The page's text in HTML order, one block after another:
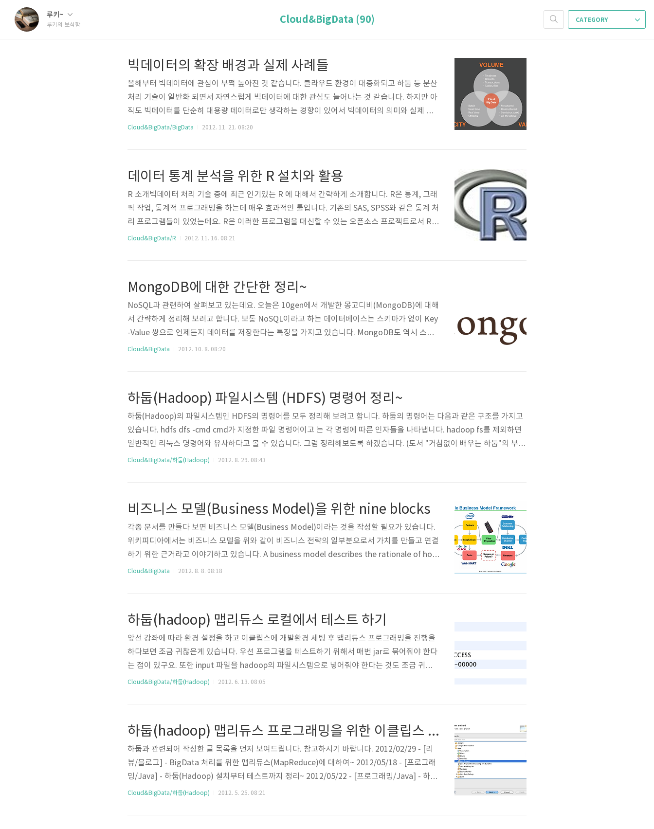
루키~
루키의 보석함
CATEGORY
Cloud&BigData (90)
빅데이터의 확장 배경과 실제 사례들
올해부터 빅데이터에 관심이 부쩍 높아진 것 같습니다. 클라우드 환경이 대중화되고 하둡 등 분산
처리 기술이 일반화 되면서 자연스럽게 빅데이터에 대한 관심도 늘어나는 것 같습니다. 하지만 아
직도 빅데이터를 단순히 대용량 데이터로만 생각하는 경향이 있어서 빅데이터의 의미와 실제 사
례를 간략하게 정리해 보려고 합니다. 빅데이터 확장 배경 왜 빅데이터에 관심을 가지게 되었을까
루아침에 나타난 것이 아닙니다. 예전에 데이터베이스에서도..
Cloud&BigData/BigData 2012. 11. 21. 08:20
데이터 통계 분석을 위한 R 설치와 활용
R 소개빅데이터 처리 기술 중에 최근 인기있는 R 에 대해서 간략하게 소개합니다. R은 통계, 그래
픽 작업, 통계적 프로그래밍을 하는데 매우 효과적인 툴입니다. 기존의 SAS, SPSS와 같은 통계 처
리 프로그램들이 있었는데요. R은 이러한 프로그램을 대신할 수 있는 오픈소스 프로젝트로서 R에
서 사용할 수 있는 애드온만 2천개가 넘을 정도로 널리 사용되고 있습니다. 여러분이 R에 대한 자
아서 살펴볼 수 ..
Cloud&BigData/R 2012. 11. 16. 08:21
MongoDB에 대한 간단한 정리~
NoSQL과 관련하여 살펴보고 있는데요. 오늘은 10gen에서 개발한 몽고디비(MongoDB)에 대해
서 간략하게 정리해 보려고 합니다. 보통 NoSQL이라고 하는 데이터베이스는 스키마가 없이 Key
-Value 쌍으로 언제든지 데이터를 저장한다는 특징을 가지고 있습니다. MongoDB도 역시 스키
마 없는 Document Data Model을 기반으로 하고 있습니다. 제가 Google App Engine을 사용
Cloud&BigData 2012. 10. 8. 08:20
하둡(Hadoop) 파일시스템 (HDFS) 명령어 정리~
하둡(Hadoop)의 파일시스템인 HDFS의 명령어를 모두 정리해 보려고 합니다. 하둡의 명령어는 다음과 같은 구조를 가지고
있습니다. hdfs dfs -cmd cmd가 지정한 파일 명령어이고 는 각 명령에 따른 인자들을 나타냅니다. hadoop fs를 제외하면
일반적인 리눅스 명령어와 유사하다고 볼 수 있습니다. 그럼 정리해보도록 하겠습니다. (도서 "거침없이 배우는 하둡"의 부록
을 참고했습니다.) cat hdfs dfs -cat FILE [FILE ...] 파일의 내용을 나타낸다. 압축된 파일을 읽기 위해서는 fs 대신에 text
Cloud&BigData/하둡(Hadoop) 2012. 8. 29. 08:43
비즈니스 모델(Business Model)을 위한 nine blocks
각종 문서를 만들다 보면 비즈니스 모델(Business Model)이라는 것을 작성할 필요가 있습니다.
위키피디아에서는 비즈니스 모델을 위와 같이 비즈니스 전략의 일부분으로서 가치를 만들고 연결
하기 위한 근거라고 이야기하고 있습니다. A business model describes the rationale of how
an organization creates, delivers, and captures value (economic, social, or other forms
Cloud&BigData 2012. 8. 8. 08:18
하둡(hadoop) 맵리듀스 로컬에서 테스트 하기
앞선 강좌에 따라 환경 설정을 하고 이클립스에 개발환경 세팅 후 맵리듀스 프로그래밍을 진행을
하다보면 조금 귀찮은게 있습니다. 우선 프로그램을 테스트하기 위해서 매번 jar로 묶어줘야 한다
는 점이 있구요. 또한 input 파일을 hadoop의 파일시스템으로 넣어줘야 한다는 것도 조금 귀찮습
니다. 이러한 문제를 해결할 수 있는 것은 역시 standalone mode로 실행하는 수 밖에는 없을 것
Cloud&BigData/하둡(Hadoop) 2012. 6. 13. 08:05
하둡(hadoop) 맵리듀스 프로그래밍을 위한 이클립스 설정 및 맵리듀스 개발 #2
하둡과 관련되어 작성한 글 목록을 먼저 보여드립니다. 참고하시기 바랍니다. 2012/02/29 - [리
뷰/블로그] - BigData 처리를 위한 맵리듀스(MapReduce)에 대하여~ 2012/05/18 - [프로그래
밍/Java] - 하둡(Hadoop) 설치부터 테스트까지 정리~ 2012/05/22 - [프로그래밍/Java] - 하둡
맵리듀스 프로그래밍을 위한 이클립스 플러그인 설정 #1 지난 시간에 Mac에 이클립스 플러그인
Cloud&BigData/하둡(Hadoop) 2012. 5. 25. 08:21